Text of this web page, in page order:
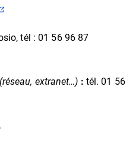
(ouverture dans un nouvel
tél : 01 56 96 87
(réseau, extranet…) : tél. 01 56